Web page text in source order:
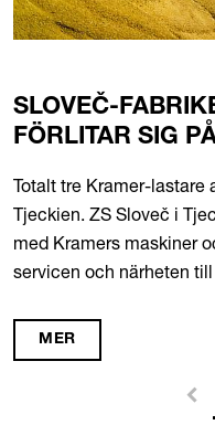
SLOVEČ-
FÖRLITAR SIG
Totalt tre Kramer-lastare
Tjeckien. ZS Sloveč i
med Kramers maskiner
servicen och närheten
MER